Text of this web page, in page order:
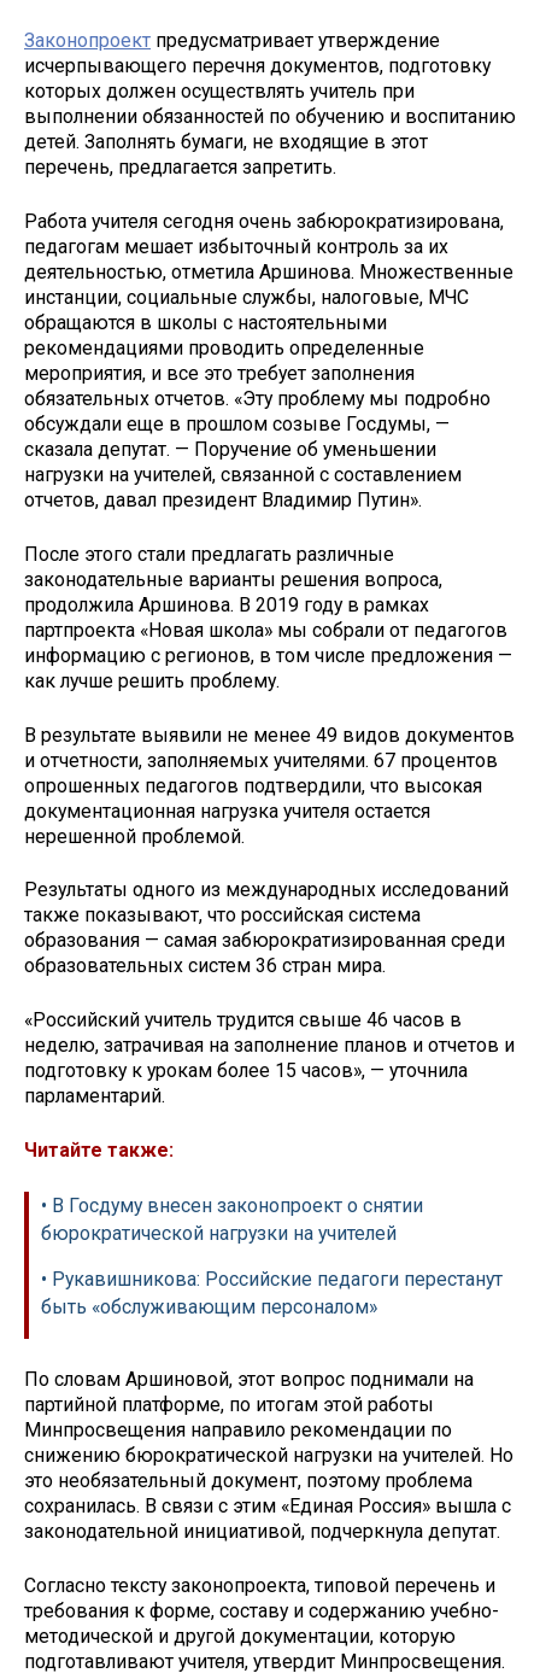
Законопроект предусматривает утверждение
исчерпывающего перечня документов, подготовку
которых должен осуществлять учитель при
выполнении обязанностей по обучению и воспитанию
детей. Заполнять бумаги, не входящие в этот
перечень, предлагается запретить.
Работа учителя сегодня очень забюрократизирована,
педагогам мешает избыточный контроль за их
деятельностью, отметила Аршинова. Множественные
инстанции, социальные службы, налоговые, МЧС
обращаются в школы с настоятельными
рекомендациями проводить определенные
мероприятия, и все это требует заполнения
обязательных отчетов. «Эту проблему мы подробно
обсуждали еще в прошлом созыве Госдумы, —
сказала депутат. — Поручение об уменьшении
нагрузки на учителей, связанной с составлением
отчетов, давал президент Владимир Путин».
После этого стали предлагать различные
законодательные варианты решения вопроса,
продолжила Аршинова. В 2019 году в рамках
партпроекта «Новая школа» мы собрали от педагогов
информацию с регионов, в том числе предложения —
как лучше решить проблему.
В результате выявили не менее 49 видов документов
и отчетности, заполняемых учителями. 67 процентов
опрошенных педагогов подтвердили, что высокая
документационная нагрузка учителя остается
нерешенной проблемой.
Результаты одного из международных исследований
также показывают, что российская система
образования — самая забюрократизированная среди
образовательных систем 36 стран мира.
«Российский учитель трудится свыше 46 часов в
неделю, затрачивая на заполнение планов и отчетов и
подготовку к урокам более 15 часов», — уточнила
парламентарий.
Читайте также:
• В Госдуму внесен законопроект о снятии
бюрократической нагрузки на учителей
• Рукавишникова: Российские педагоги перестанут
быть «обслуживающим персоналом»
По словам Аршиновой, этот вопрос поднимали на
партийной платформе, по итогам этой работы
Минпросвещения направило рекомендации по
снижению бюрократической нагрузки на учителей. Но
это необязательный документ, поэтому проблема
сохранилась. В связи с этим «Единая Россия» вышла с
законодательной инициативой, подчеркнула депутат.
Согласно тексту законопроекта, типовой перечень и
требования к форме, составу и содержанию учебно-
методической и другой документации, которую
подготавливают учителя, утвердит Минпросвещения.